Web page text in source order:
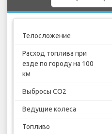
Телосложение
Расход топлива при
езде по городу на 100
км
Выбросы CO2
Ведущие колеса
Топливо